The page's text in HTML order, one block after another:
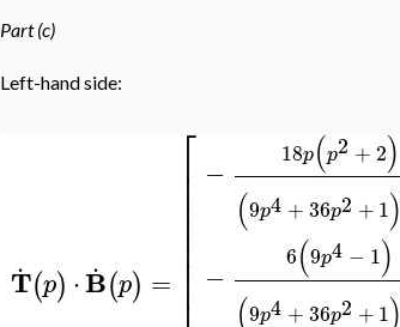
Part (c)
Left-hand side:
T
.
(p) ⋅B
.
(p) =
⎡
⎢⎢⎢⎢⎢⎢⎢⎢⎢
− 18p(p2 + 2)
(9p4 +36p2 +1)
− 6(9p4 − 1)
(9p4 +36p2 +1)